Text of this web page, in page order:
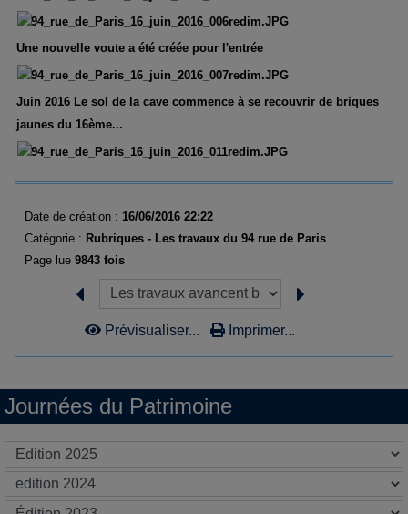
Journées du Patrimoine
Une nouvelle voute a été créée pour l'entrée
Juin 2016 Le sol de la cave commence à se recouvrir de briques
jaunes du 16ème...
Date de création : 16/06/2016 22:22
Catégorie : Rubriques - Les travaux du 94 rue de Paris
Page lue9843 fois
Prévisualiser... Imprimer...